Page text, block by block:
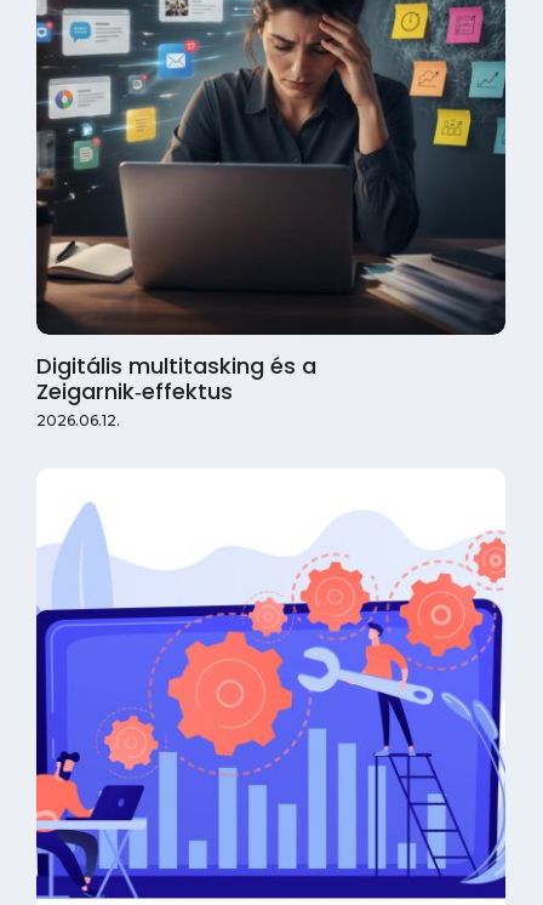
Digitális multitasking és a
Zeigarnik‑effektus
2026.06.12.